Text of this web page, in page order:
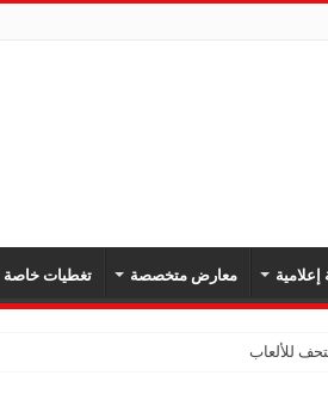
معارض متخصصة تغطيات خاصة